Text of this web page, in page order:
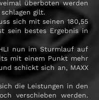
überboten werden
gilt.
sich mit seinen 180,55
sein bestes Ergebnis in
nun im Sturmlauf auf
mit einem Punkt mehr
schickt sich an, MAXX
die Leistungen in den
verschieben werden.